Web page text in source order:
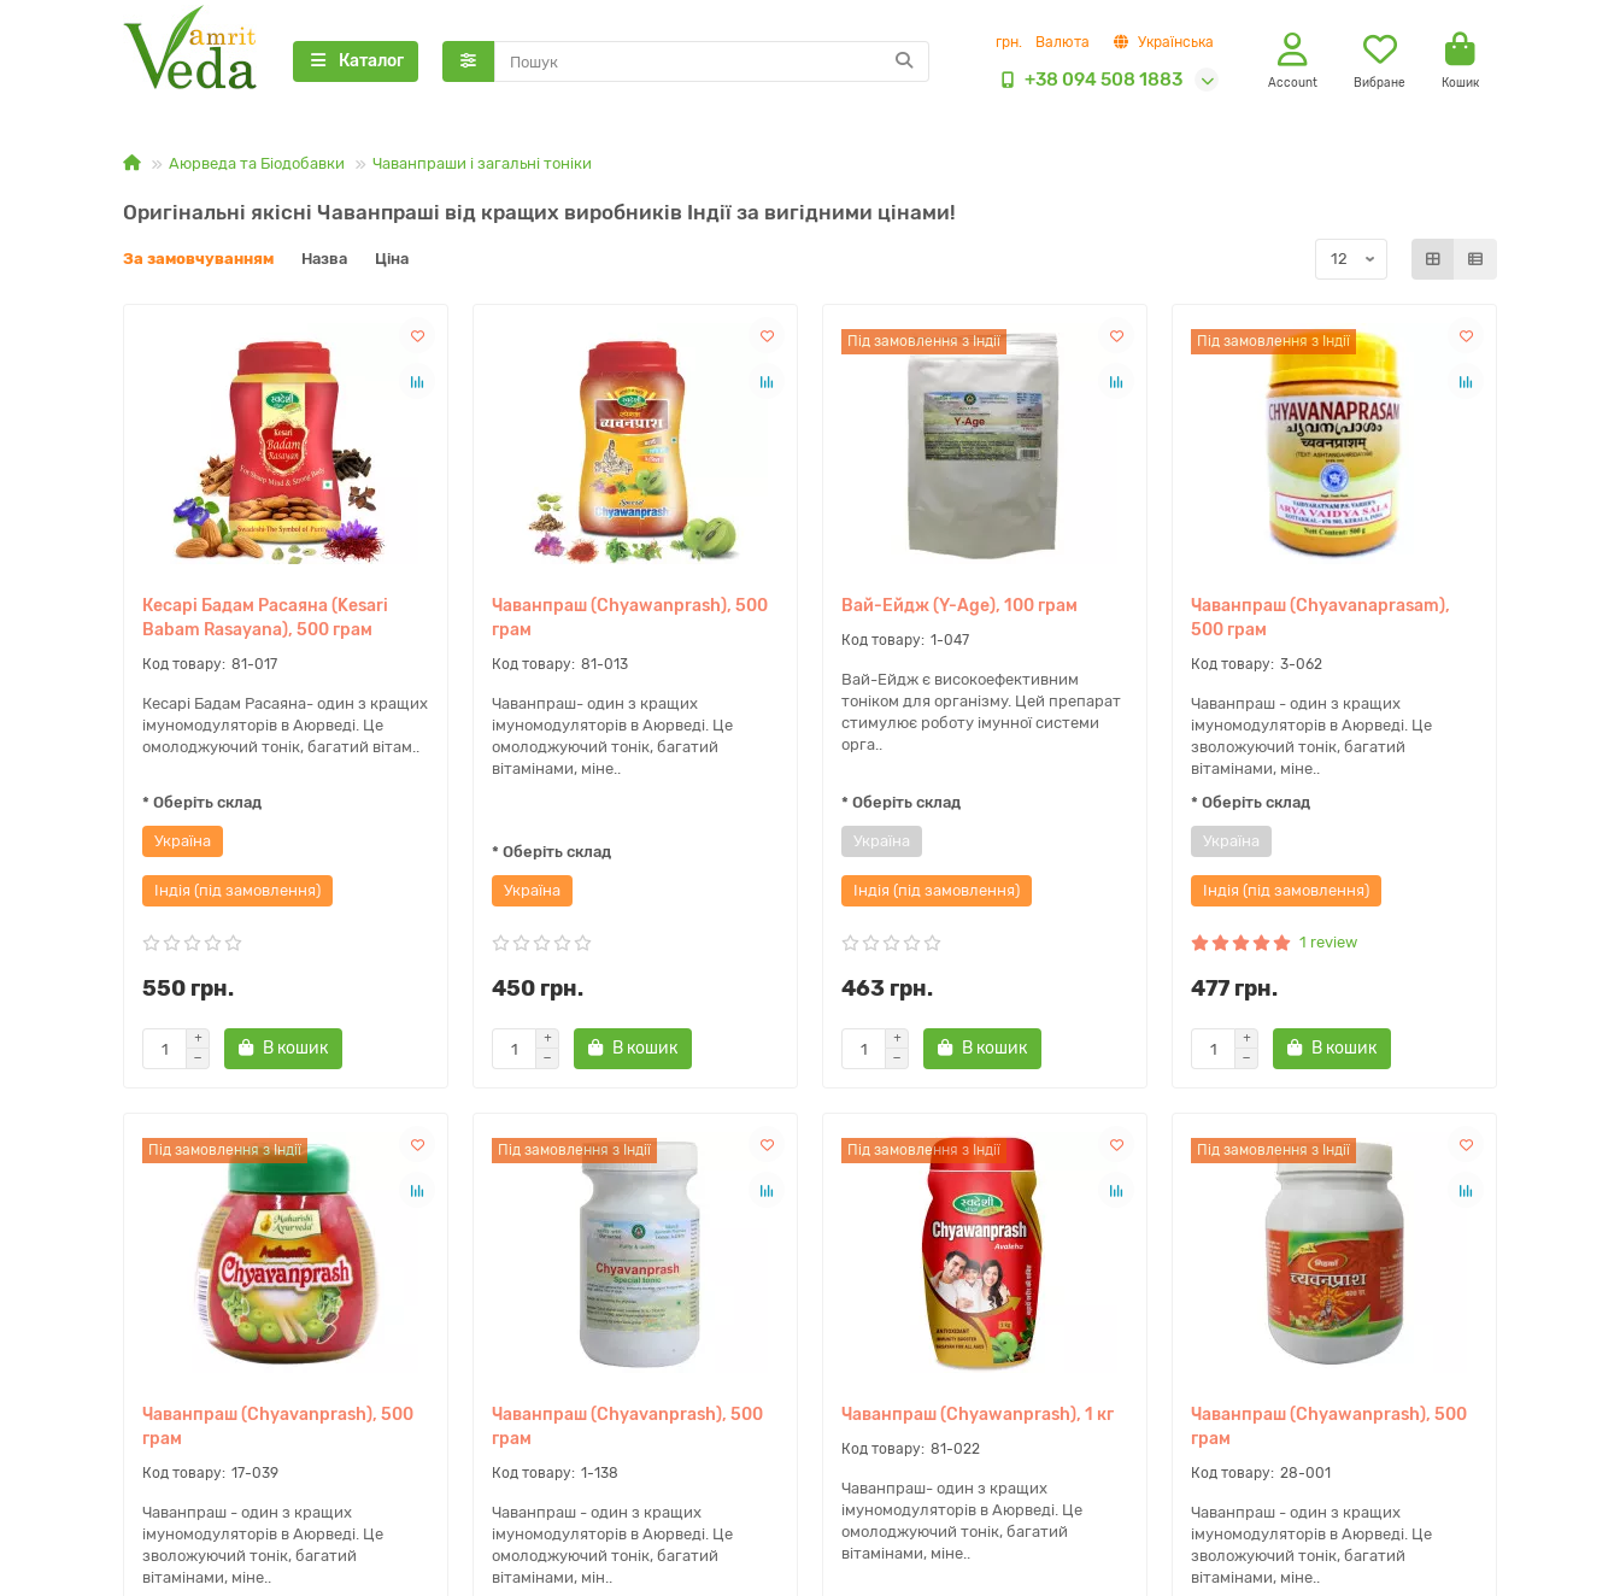
Каталог
грн. Валюта Українська
+38 094 508 1883 Account Вибране Кошик
Аюрведа та Біодобавки Чаванпраши і загальні тоніки
Оригінальні якісні Чаванпраші від кращих виробників Індії за вигідними цінами!
За замовчуванням Назва Ціна
Кесарі Бадам Расаяна (Kesari
Babam Rasayana), 500 грам
81-017
Кесарі Бадам Расаяна- один з кращих
імуномодуляторів в Аюрведі. Це
омолоджуючий тонік, багатий вітам..
* Оберіть склад
Україна
Індія (під замовлення)
550 грн.
В кошик
Чаванпраш (Chyawanprash), 500
грам
81-013
Чаванпраш- один з кращих
імуномодуляторів в Аюрведі. Це
омолоджуючий тонік, багатий
вітамінами, міне..
* Оберіть склад
Україна
450 грн.
В кошик
Під замовлення з Індії
Вай-Ейдж (Y-Age), 100 грам
1-047
Вай-Ейдж є високоефективним
тоніком для організму. Цей препарат
стимулює роботу імунної системи
орга..
* Оберіть склад
Україна
Індія (під замовлення)
463 грн.
В кошик
Під замовлення з Індії
Чаванпраш (Chyavanaprasam),
500 грам
3-062
Чаванпраш - один з кращих
імуномодуляторів в Аюрведі. Це
зволожуючий тонік, багатий
вітамінами, міне..
* Оберіть склад
Україна
Індія (під замовлення)
1 review
477 грн.
В кошик
Під замовлення з Індії
Чаванпраш (Chyavanprash), 500
грам
17-039
Чаванпраш - один з кращих
імуномодуляторів в Аюрведі. Це
зволожуючий тонік, багатий
вітамінами, міне..
Під замовлення з Індії
Чаванпраш (Chyavanprash), 500
грам
1-138
Чаванпраш - один з кращих
імуномодуляторів в Аюрведі. Це
омолоджуючий тонік, багатий
вітамінами, мін..
Під замовлення з Індії
Чаванпраш (Chyawanprash), 1 кг
81-022
Чаванпраш- один з кращих
імуномодуляторів в Аюрведі. Це
омолоджуючий тонік, багатий
вітамінами, міне..
Під замовлення з Індії
Чаванпраш (Chyawanprash), 500
грам
28-001
Чаванпраш - один з кращих
імуномодуляторів в Аюрведі. Це
зволожуючий тонік, багатий
вітамінами, міне..